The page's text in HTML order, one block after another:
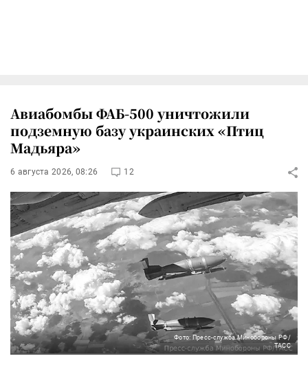
Авиабомбы ФАБ-500 уничтожили
подземную базу украинских «Птиц
Мадьяра»
6 августа 2026, 08:26 12
Фото: Пресс-служба Минобороны РФ/
ТАСС